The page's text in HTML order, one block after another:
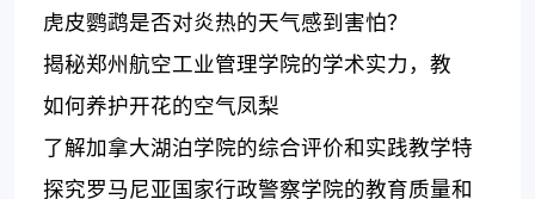
虎皮鹦鹉是否对炎热的天气感到害怕？
揭秘郑州航空工业管理学院的学术实力，教
学、科研双管齐下
如何养护开花的空气凤梨
了解加拿大湖泊学院的综合评价和实践教学特
色
探究罗马尼亚国家行政警察学院的教育质量和